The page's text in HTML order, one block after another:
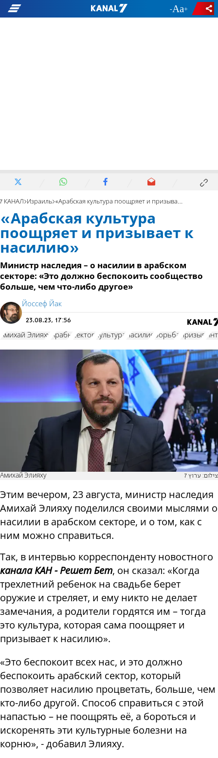
- +
7 КАНАЛ Израиль «Арабская культура поощряет и призывает к насилию»
«Арабская культура
поощряет и призывает к
насилию»
Министр наследия – о насилии в арабском
секторе: «Это должно беспокоить сообщество
больше, чем что-либо другое»
Йоссеф Йак
23.08.23, 17:56
Амихай Элияху Арабы сектор культура насилие борьба призыв
Амихай Элияху צילום: ערוץ 7
Этим вечером, 23 августа, министр наследия
Амихай Элияху поделился своими мыслями о
насилии в арабском секторе, и о том, как с
ним можно справиться.
Так, в интервью корреспонденту новостного
канала КАН - Решет Бет, он сказал: «Когда
трехлетний ребенок на свадьбе берет
оружие и стреляет, и ему никто не делает
замечания, а родители гордятся им – тогда
это культура, которая сама поощряет и
призывает к насилию».
«Это беспокоит всех нас, и это должно
беспокоить арабский сектор, который
позволяет насилию процветать, больше, чем
кто-либо другой. Способ справиться с этой
напастью – не поощрять её, а бороться и
искоренять эти культурные болезни на
корню», - добавил Элияху.